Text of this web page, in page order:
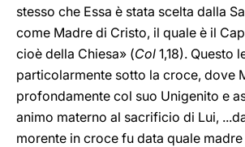
stesso che Essa è stata scelta dalla
come Madre di Cristo, il quale è il
cioè della Chiesa» (Col 1,18). Questo
particolarmente sotto la croce, dove
profondamente col suo Unigenito e
animo materno al sacrificio di Lui,
morente in croce fu data quale